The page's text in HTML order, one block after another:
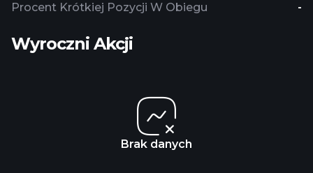
Procent Krótkiej Pozycji W Obiegu
-
Wyroczni Akcji
Brak danych